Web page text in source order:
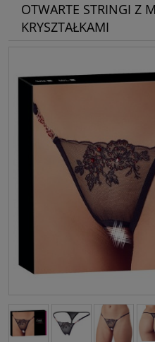
OTWARTE STRINGI Z
KRYSZTAŁKAMI